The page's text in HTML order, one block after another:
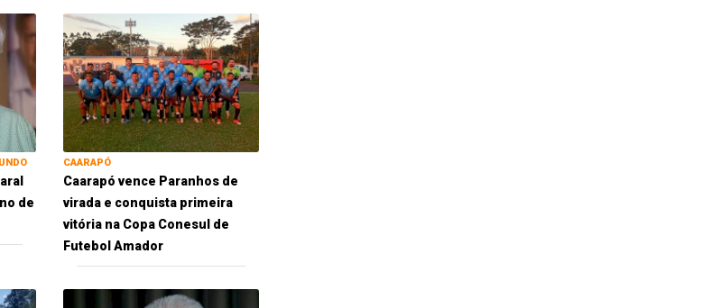
de
CAARAPÓ
Caarapó vence Paranhos de
virada e conquista primeira
vitória na Copa Conesul de
Futebol Amador